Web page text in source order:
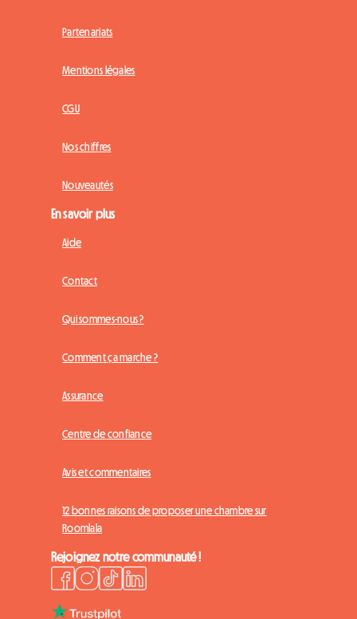
Partenariats
Mentions légales
CGU
Nos chiffres
Nouveautés
En savoir plus
Aide
Contact
Qui sommes-nous ?
Comment ça marche ?
Assurance
Centre de confiance
Avis et commentaires
12 bonnes raisons de proposer une chambre sur
Roomlala
Rejoignez notre communauté !